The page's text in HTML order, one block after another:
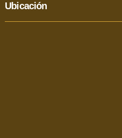
Ubicación